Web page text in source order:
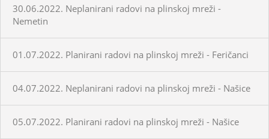
30.06.2022. Neplanirani radovi na plinskoj mreži -
Nemetin
01.07.2022. Planirani radovi na plinskoj mreži - Feričanci
04.07.2022. Neplanirani radovi na plinskoj mreži - Našice
05.07.2022. Planirani radovi na plinskoj mreži - Našice